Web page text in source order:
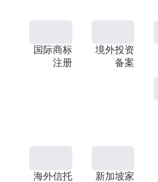
国际商标
注册
境外投资
备案
海外信托
新加坡家